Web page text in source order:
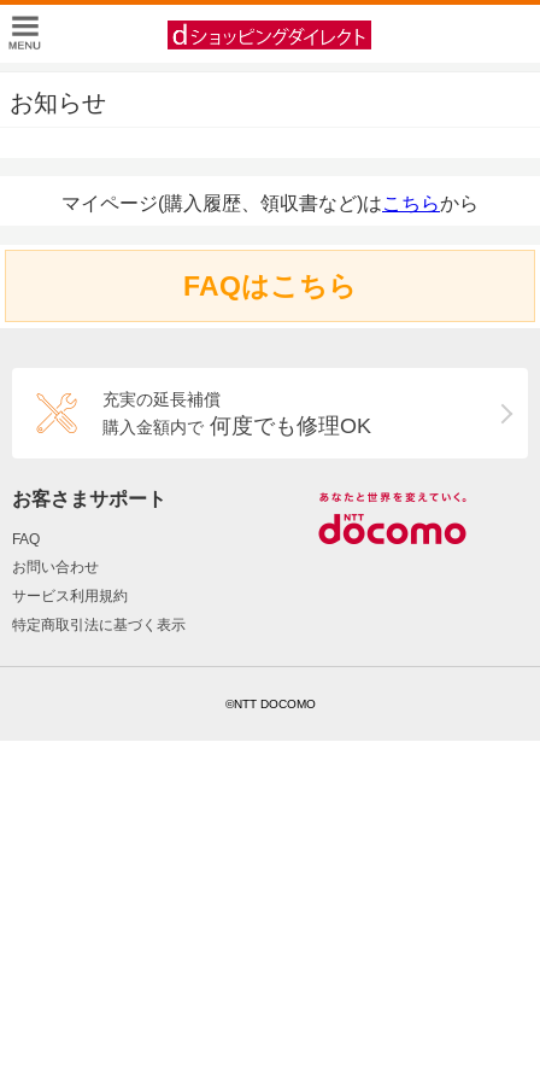
お知らせ
マイページ(購入履歴、領収書など)はこちらから
FAQはこちら
充実の延長補償
購入金額内で 何度でも修理OK
お客さまサポート
FAQ
お問い合わせ
サービス利用規約
特定商取引法に基づく表示
©NTT DOCOMO